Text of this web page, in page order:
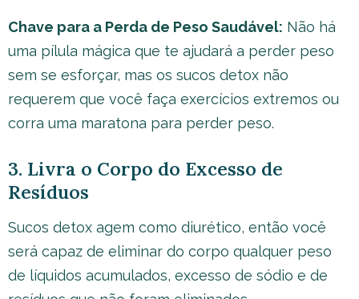
Chave para a Perda de Peso Saudável: Não há
uma pílula mágica que te ajudará a perder peso
sem se esforçar, mas os sucos detox não
requerem que você faça exercícios extremos ou
corra uma maratona para perder peso.
3. Livra o Corpo do Excesso de
Resíduos
Sucos detox agem como diurético, então você
será capaz de eliminar do corpo qualquer peso
de líquidos acumulados, excesso de sódio e de